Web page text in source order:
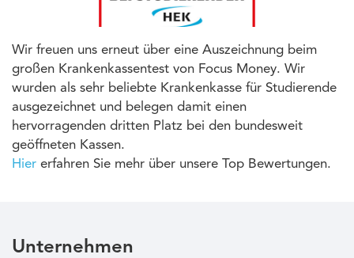
Wir freuen uns erneut über eine Auszeichnung beim
großen Krankenkassentest von Focus Money. Wir
wurden als sehr beliebte Krankenkasse für Studierende
ausgezeichnet und belegen damit einen
hervorragenden dritten Platz bei den bundesweit
geöffneten Kassen.
Hier erfahren Sie mehr über unsere Top Bewertungen.
Unternehmen